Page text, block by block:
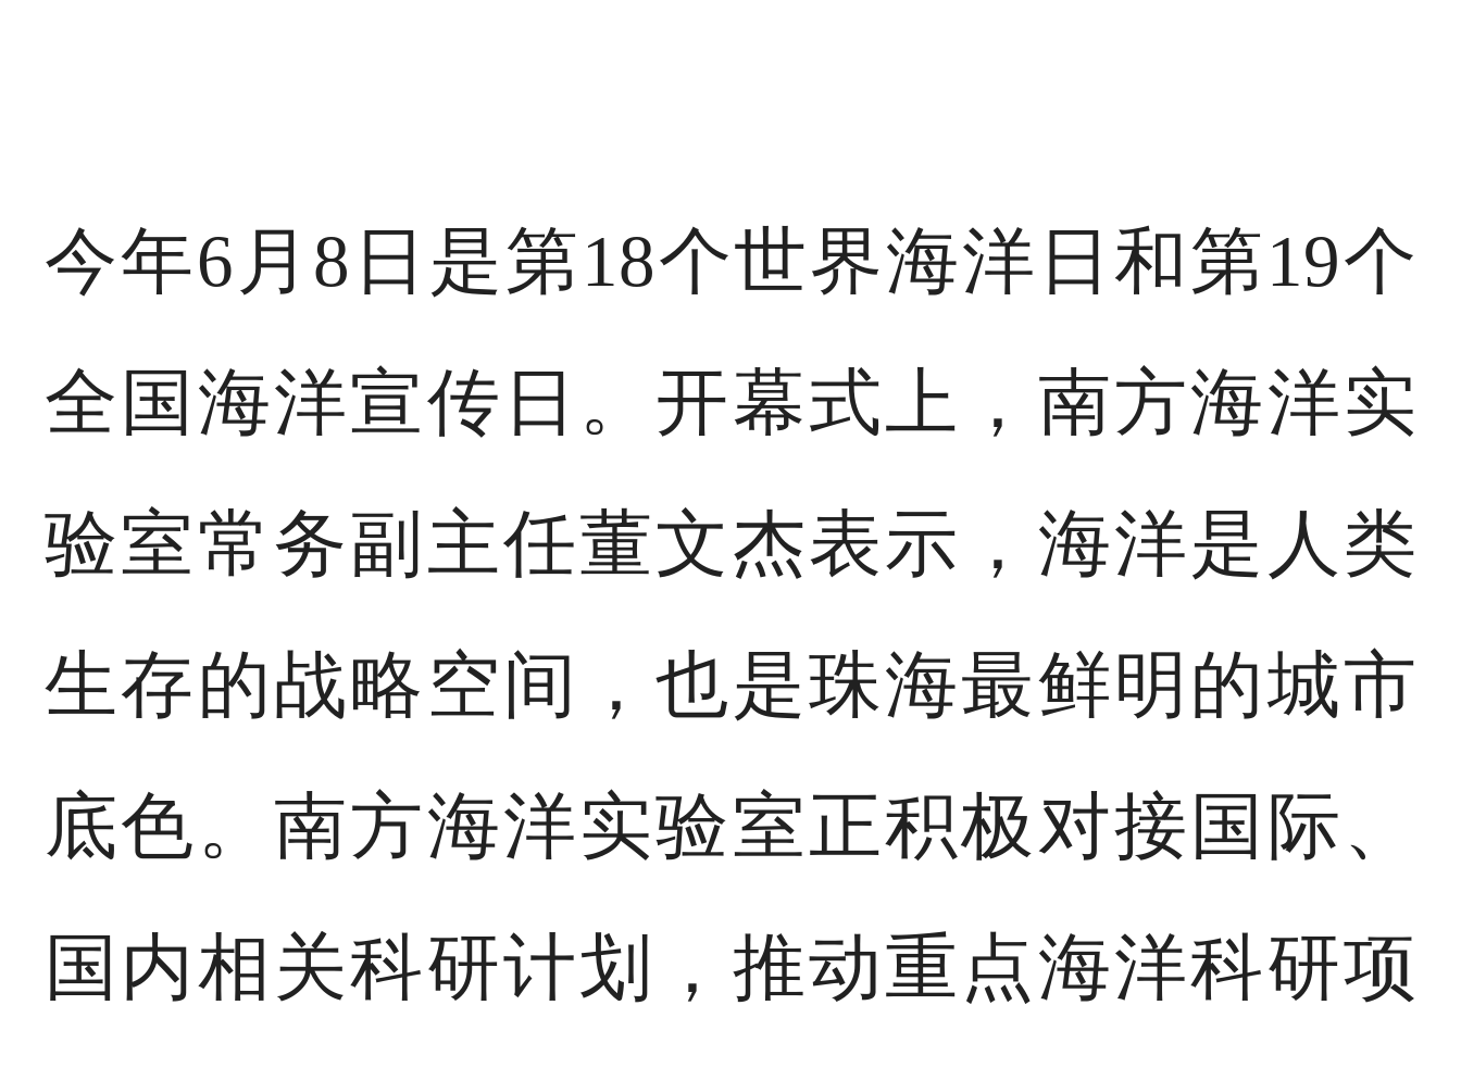
今年6月8日是第18个世界海洋日和第19个
全国海洋宣传日。开幕式上，南方海洋实
验室常务副主任董文杰表示，海洋是人类
生存的战略空间，也是珠海最鲜明的城市
底色。南方海洋实验室正积极对接国际、
国内相关科研计划，推动重点海洋科研项